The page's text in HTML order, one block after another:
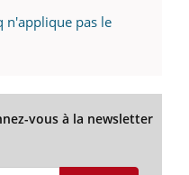
n'applique pas le
vous à la newsletter